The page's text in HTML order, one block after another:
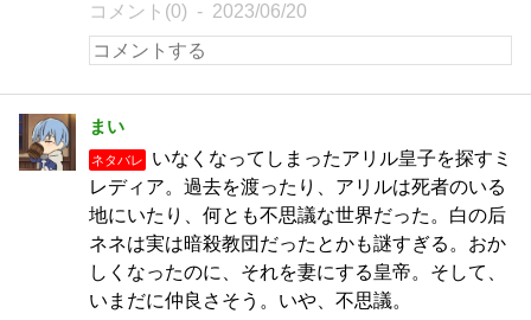
コメント(0) 2023/06/20
まい
ネタバレ
いなくなってしまったアリル皇子を探すミ
レディア。過去を渡ったり、アリルは死者のいる
地にいたり、何とも不思議な世界だった。白の后
ネネは実は暗殺教団だったとかも謎すぎる。おか
しくなったのに、それを妻にする皇帝。そして、
いまだに仲良さそう。いや、不思議。